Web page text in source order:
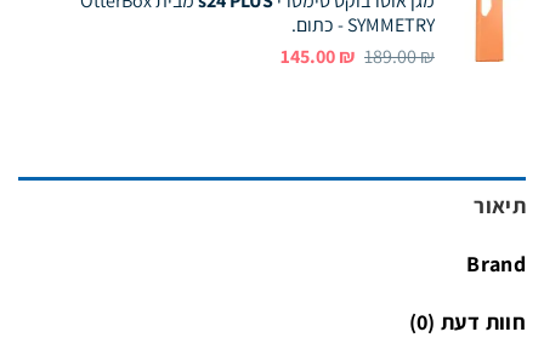
SYMMETRY - כתום.
189.00₪
המחיר
145.00₪
המחיר
תיאור
Brand
חוות דעת (0)